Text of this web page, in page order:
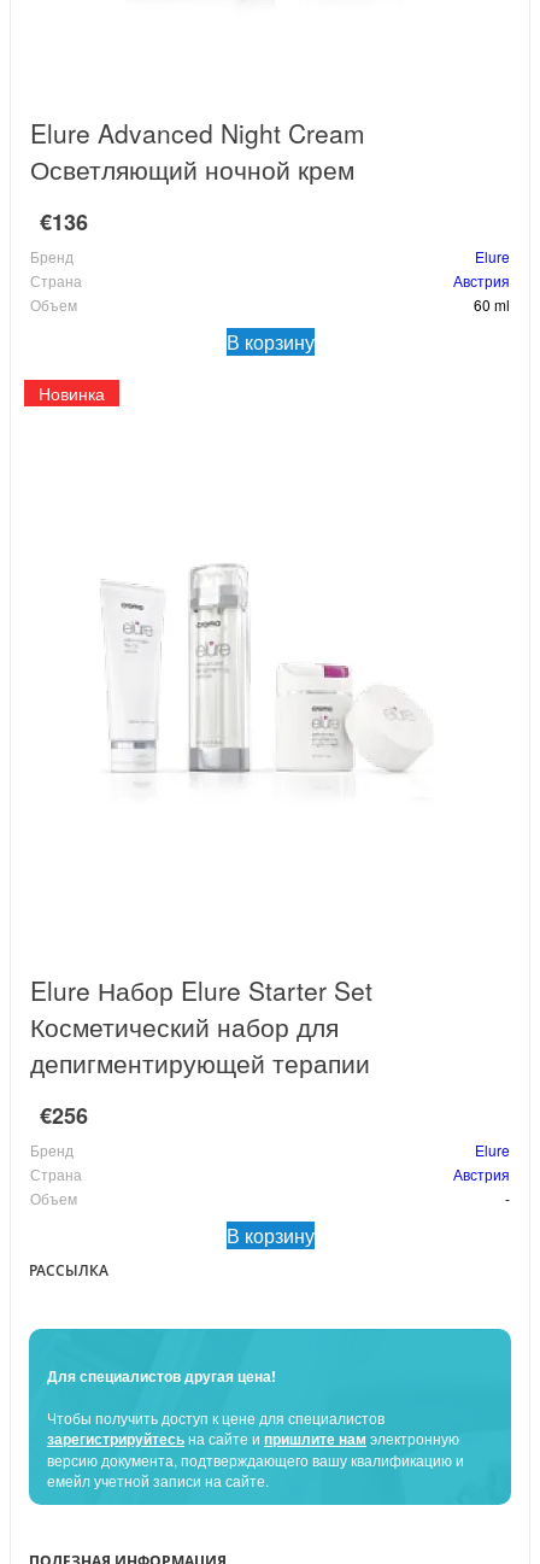
Elure Advanced Night Cream
Осветляющий ночной крем
€136
Бренд
Elure
Страна
Австрия
Объем
60 ml
В корзину
Новинка
Elure Набор Elure Starter Set
Косметический набор для
депигментирующей терапии
€256
Бренд
Elure
Страна
Австрия
Объем
-
В корзину
РАССЫЛКА
Для специалистов другая цена!
Чтобы получить доступ к цене для специалистов
зарегистрируйтесьна сайте и пришлите нам электронную
версию документа, подтверждающего вашу квалификацию и
емейл учетной записи на сайте.